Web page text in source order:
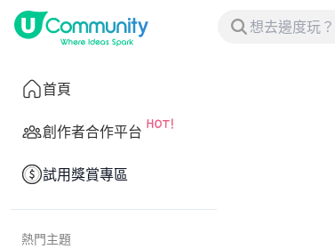
首頁
創作者合作平台
試用獎賞專區
熱門主題